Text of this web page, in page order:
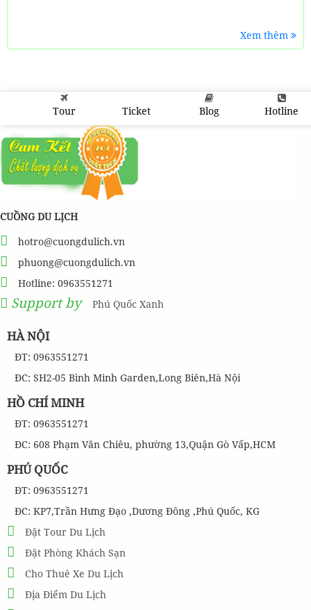
Xem thêm
Tour Ticket Blog Hotline
CUỒNG DU LỊCH
hotro@cuongdulich.vn
phuong@cuongdulich.vn
Hotline: 0963551271
Support by Phú Quốc Xanh
HÀ NỘI
ĐT: 0963551271
ĐC: SH2-05 Bình Minh Garden,Long Biên,Hà Nội
HỒ CHÍ MINH
ĐT: 0963551271
ĐC: 608 Phạm Văn Chiêu, phường 13,Quận Gò Vấp,HCM
PHÚ QUỐC
ĐT: 0963551271
ĐC: KP7,Trần Hưng Đạo ,Dương Đông ,Phú Quốc, KG
Đặt Tour Du Lịch
Đặt Phòng Khách Sạn
Cho Thuê Xe Du Lịch
Địa Điểm Du Lịch